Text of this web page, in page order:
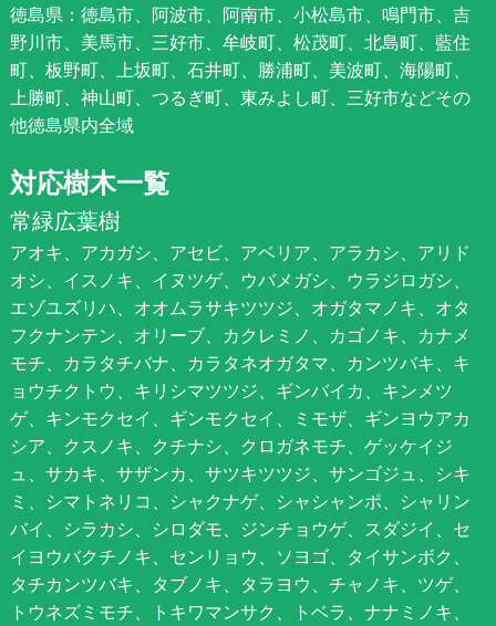
徳島県：徳島市、阿波市、阿南市、小松島市、鳴門市、吉
野川市、美馬市、三好市、牟岐町、松茂町、北島町、藍住
町、板野町、上坂町、石井町、勝浦町、美波町、海陽町、
上勝町、神山町、つるぎ町、東みよし町、三好市などその
他徳島県内全域
対応樹木一覧
常緑広葉樹
アオキ、アカガシ、アセビ、アベリア、アラカシ、アリド
オシ、イスノキ、イヌツゲ、ウバメガシ、ウラジロガシ、
エゾユズリハ、オオムラサキツツジ、オガタマノキ、オタ
フクナンテン、オリーブ、カクレミノ、カゴノキ、カナメ
モチ、カラタチバナ、カラタネオガタマ、カンツバキ、キ
ョウチクトウ、キリシマツツジ、ギンバイカ、キンメツ
ゲ、キンモクセイ、ギンモクセイ、ミモザ、ギンヨウアカ
シア、クスノキ、クチナシ、クロガネモチ、ゲッケイジ
ュ、サカキ、サザンカ、サツキツツジ、サンゴジュ、シキ
ミ、シマトネリコ、シャクナゲ、シャシャンポ、シャリン
バイ、シラカシ、シロダモ、ジンチョウゲ、スダジイ、セ
イヨウバクチノキ、センリョウ、ソヨゴ、タイサンボク、
タチカンツバキ、タブノキ、タラヨウ、チャノキ、ツゲ、
トウネズミモチ、トキワマンサク、トベラ、ナナミノキ、